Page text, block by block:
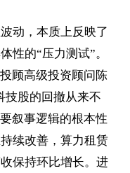
动，本质上反映了
性的“压力测试”。
顾高级投资顾问陈
技股的回撤从来不
叙事逻辑的根本性
续改善，算力租赁
保持环比增长。进